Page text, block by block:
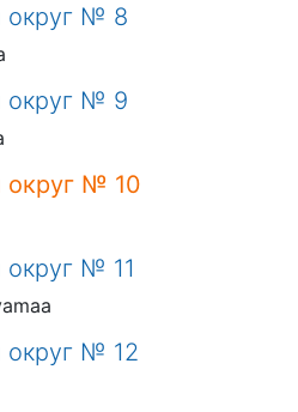
округ № 8
округ № 9
округ № 10
№ 11
округ № 12